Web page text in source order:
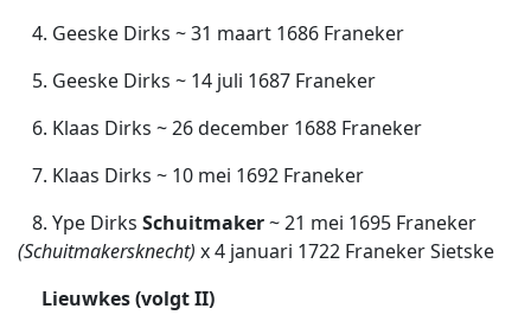
4. Geeske Dirks ~ 31 maart 1686 Franeker
5. Geeske Dirks ~ 14 juli 1687 Franeker
6. Klaas Dirks ~ 26 december 1688 Franeker
7. Klaas Dirks ~ 10 mei 1692 Franeker
8. Ype Dirks Schuitmaker~ 21 mei 1695 Franeker
(Schuitmakersknecht) x 4 januari 1722 Franeker Sietske
Lieuwkes (volgt II)